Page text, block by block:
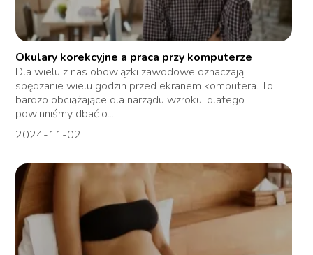
Okulary korekcyjne a praca przy komputerze
Dla wielu z nas obowiązki zawodowe oznaczają
spędzanie wielu godzin przed ekranem komputera. To
bardzo obciążające dla narządu wzroku, dlatego
powinniśmy dbać o...
2024-11-02